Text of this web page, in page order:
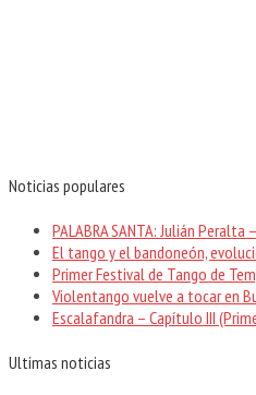
Noticias populares
PALABRA SANTA: Julián Peralta
El tango y el bandoneón,
Primer Festival de Tango de
Violentango vuelve a tocar en
Escalafandra – Capítulo III
Ultimas noticias